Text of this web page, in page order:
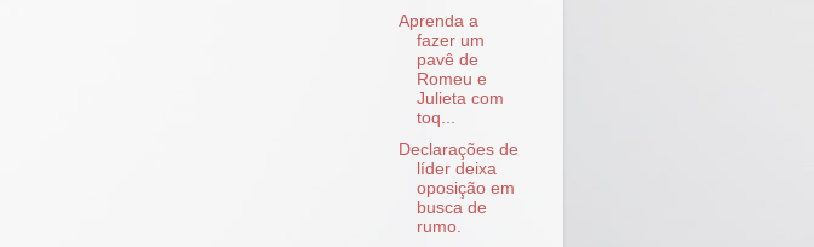
Aprenda a
fazer um
pavê de
Romeu e
Julieta com
toq...
Declarações de
líder deixa
oposição em
busca de
rumo.